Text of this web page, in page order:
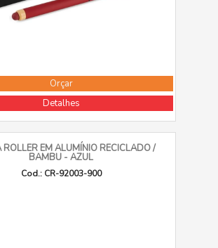
Orçar
Detalhes
ROLLER EM ALUMÍNIO RECICLADO /
BAMBU - AZUL
Cod.: CR-92003-900